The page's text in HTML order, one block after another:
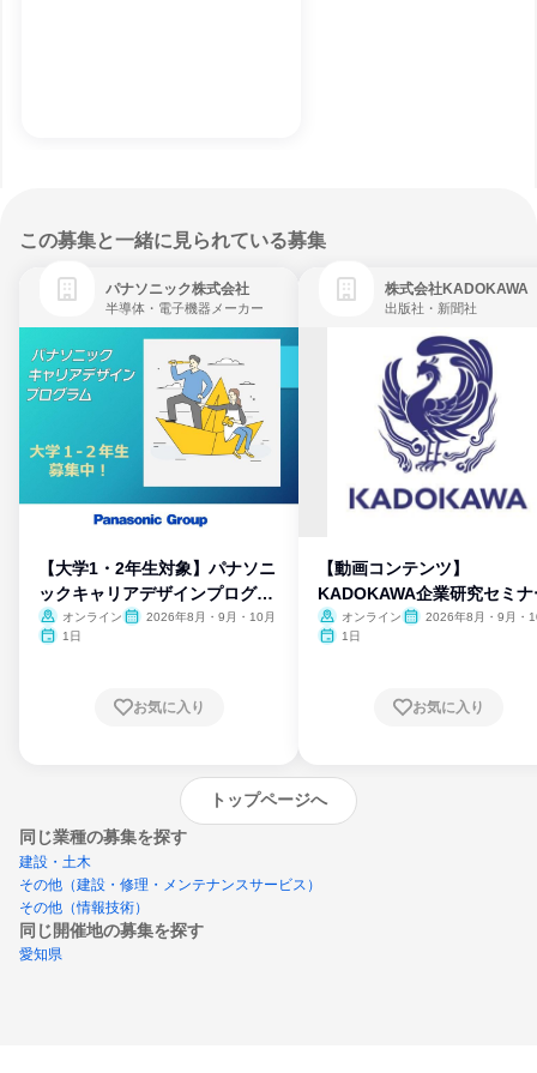
この募集と一緒に見られている募集
パナソニック株式会社
半導体・電子機器メーカー
【大学1・2年生対象】パナソニ
ックキャリアデザインプログラ
ム
オンライン
2026年8月・9月・10月
1日
お気に入り
株式会社KADOKAWA
出版社・新聞社
【動画コンテンツ】
KADOKAWA企業研究セミナ
オンライン
2026年8月・9月・
1日
お気に入り
トップページへ
同じ業種の募集を探す
建設・土木
その他（建設・修理・メンテナンスサービス）
その他（情報技術）
同じ開催地の募集を探す
愛知県